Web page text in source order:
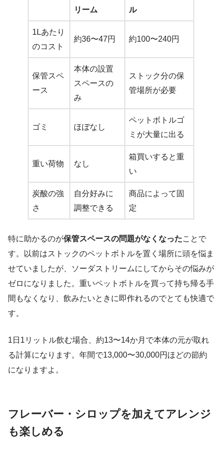
リーム
ル
1Lあたり
のコスト
約36〜47円 約100〜240円
保管スペ
ース
本体の設置
スペースの
み
ストック分の保
管場所が必要
ゴミ ほぼなし
ペットボトルゴ
ミが大量に出る
重い荷物 なし
箱買いすると重
い
炭酸の強
さ
自分好みに
調整できる
商品によって固
定
特に助かるのが保管スペースの問題がなくなったことで
す。以前はストックのペットボトルを置く場所に頭を悩ま
せていましたが、ソーダストリームにしてからその悩みが
ゼロになりました。重いペットボトルを買って持ち帰る手
間もなくなり、飲みたいときに即作れるのでとても快適で
す。
1日1リットル飲む場合、約13〜14か月で本体の元が取れ
る計算になります。年間で13,000〜30,000円ほどの節約
になりますよ。
フレーバー・シロップを加えてアレンジ
も楽しめる